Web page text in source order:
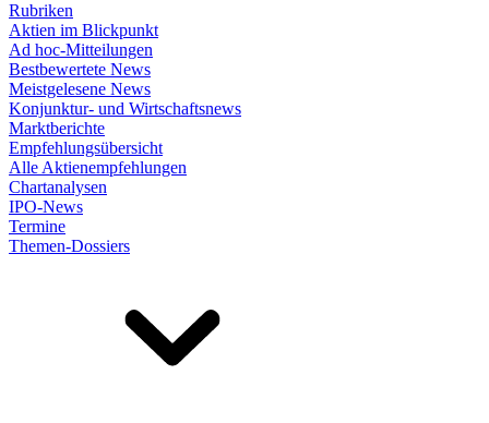
Rubriken
Aktien im Blickpunkt
Ad hoc-Mitteilungen
Bestbewertete News
Meistgelesene News
Konjunktur- und Wirtschaftsnews
Marktberichte
Empfehlungsübersicht
Alle Aktienempfehlungen
Chartanalysen
IPO-News
Termine
Themen-Dossiers